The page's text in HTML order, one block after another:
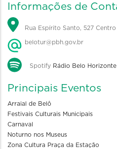
Informações de
Rua Espírito Santo, 527
belotur@pbh.gov.br
Spotify Rádio Belo Horizonte
Principais Eventos
Arraial de Belô
Festivais Culturais Municipais
Carnaval
Noturno nos Museus
Zona Cultura Praça da Estação